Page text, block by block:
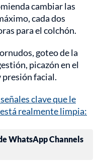
cambiar las
cada dos
para el colchón.
goteo de la
picazón en el
presión facial.
clave que le
realmente limpia:
WhatsApp Channels